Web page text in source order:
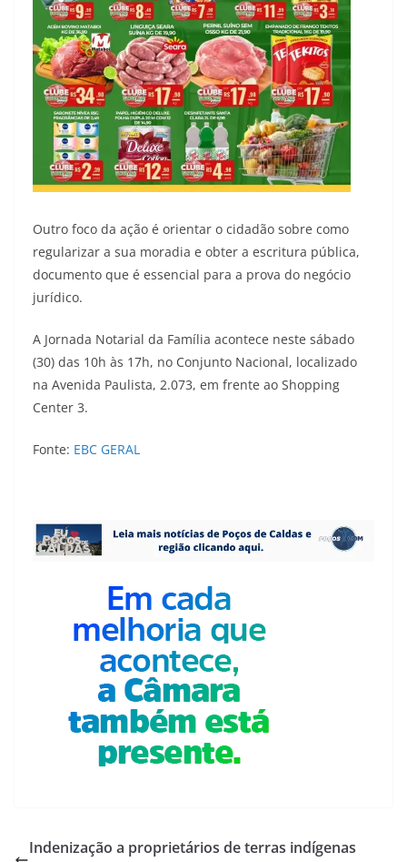
Outro foco da ação é orientar o cidadão sobre como
regularizar a sua moradia e obter a escritura pública,
documento que é essencial para a prova do negócio
jurídico.
A Jornada Notarial da Família acontece neste sábado
(30) das 10h às 17h, no Conjunto Nacional, localizado
na Avenida Paulista, 2.073, em frente ao Shopping
Center 3.
Fonte: EBC GERAL
Indenização a proprietários de terras indígenas